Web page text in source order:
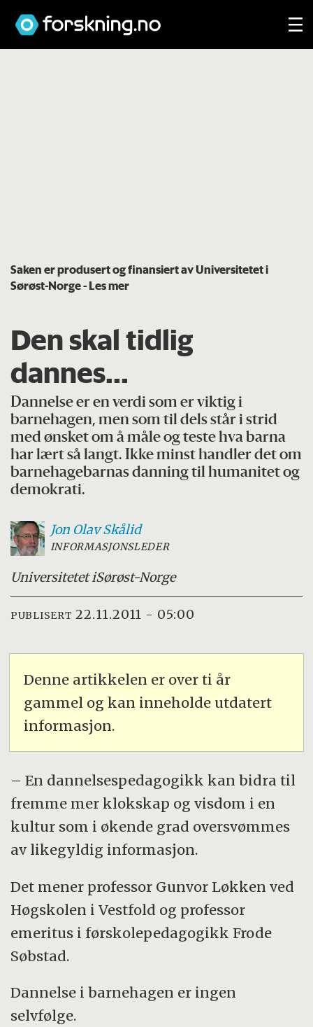
Saken er produsert og finansiert av Universitetet i
Sørøst-Norge- Les mer
Den skal tidlig
dannes...
Dannelse er en verdi som er viktig i
barnehagen, men som til dels står i strid
med ønsket om å måle og teste hva barna
har lært så langt. Ikke minst handler det om
barnehagebarnas danning til humanitet og
demokrati.
Jon Olav Skålid
INFORMASJONSLEDER
Universitetet iSørøst-Norge
PUBLISERT 22.11.2011 - 05:00
Denne artikkelen er over ti år
gammel og kan inneholde utdatert
informasjon.
– En dannelsespedagogikk kan bidra til
fremme mer klokskap og visdom i en
kultur som i økende grad oversvømmes
av likegyldig informasjon.
Det mener professor Gunvor Løkken ved
Høgskolen i Vestfold og professor
emeritus i førskolepedagogikk Frode
Søbstad.
Dannelse i barnehagen er ingen
selvfølge.